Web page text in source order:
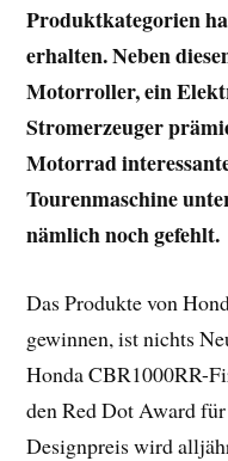
Produktkategorien
erhalten.Neben
Motorroller, ein
Stromerzeuger
Motorrad
Tourenmaschine
nämlich noch gefehlt.
Das Produkte von
gewinnen, ist nichts
Honda CBR1000RR-
den Red Dot Award
Designpreis wird